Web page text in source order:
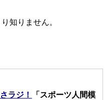
知りません。
ラジ！
「スポーツ人間模